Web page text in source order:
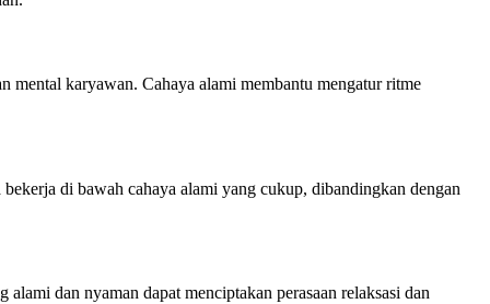
mental karyawan. Cahaya alami membantu mengatur ritme
di bawah cahaya alami yang cukup, dibandingkan dengan
dan nyaman dapat menciptakan perasaan relaksasi dan